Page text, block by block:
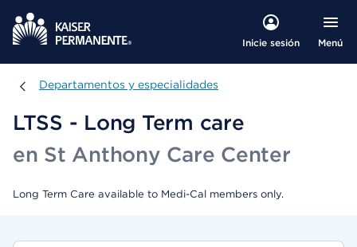
Inicie sesión Menú
Departamentos y especialidades
Departamentos y especialidades
LTSS - Long Term care
en St Anthony Care Center
Long Term Care available to Medi-Cal members only.